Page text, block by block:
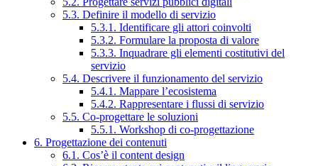
5.3. Definire il modello di servizio
5.3.1. Identificare gli attori coinvolti
5.3.2. Formulare la proposta di valore
5.3.3. Inquadrare gli elementi costitutivi del
servizio
5.4. Descrivere il funzionamento del servizio
5.4.1. Mappare l’ecosistema
5.4.2. Rappresentare i flussi di servizio
5.5. Co-progettare le soluzioni
5.5.1. Workshop di co-progettazione
6. Progettazione dei contenuti
6.1. Cos’è il content design